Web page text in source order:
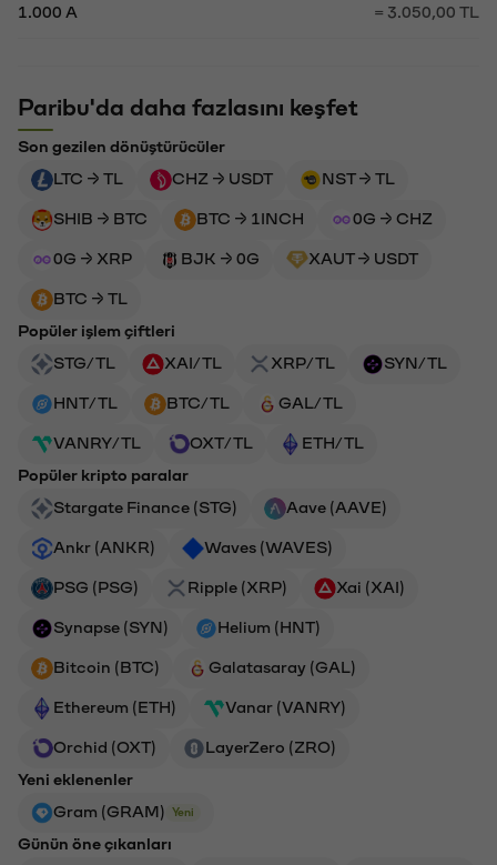
1.000 A = 3.050,00 TL
Paribu'da daha fazlasını keşfet
Son gezilen dönüştürücüler
LTC → TL
CHZ → USDT NST → TL
SHIB → BTC BTC → 1INCH 0G → CHZ
0G → XRP BJK → 0G XAUT → USDT
BTC → TL
Popüler işlem çiftleri
STG/TL
XAI/TL XRP/TL SYN/TL
HNT/TL BTC/TL GAL/TL
VANRY/TL OXT/TL
ETH/TL
Popüler kripto paralar
Stargate Finance (STG)
Aave (AAVE)
Ankr (ANKR) Waves (WAVES)
PSG (PSG) Ripple (XRP) Xai (XAI)
Synapse (SYN) Helium (HNT)
Bitcoin (BTC) Galatasaray (GAL)
Ethereum (ETH) Vanar (VANRY)
Orchid (OXT)
LayerZero (ZRO)
Yeni eklenenler
Gram (GRAM)
Yeni
Günün öne çıkanları